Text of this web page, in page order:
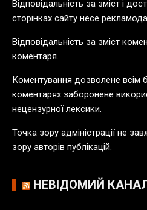
б
і
к
Відповідальність за зміст і
сторінках сайту несе
Відповідальність за зміст
коментаря.
Коментування дозволене всім
коментарях заборонене
нецензурної лексики.
Точка зору адміністрації не
зору авторів публікацій.
НЕВІДОМИЙ